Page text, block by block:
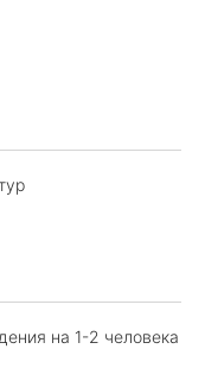
на 1-2 человека